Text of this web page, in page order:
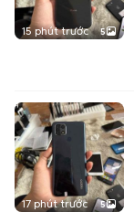
15 phút trước 5
17 phút trước 5